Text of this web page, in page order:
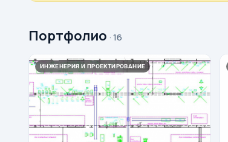
Портфолио · 16
ИНЖЕНЕРИЯ И ПРОЕКТИРОВАНИЕ